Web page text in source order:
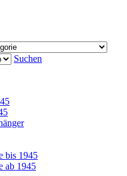
Suchen
bis 1945
ab 1945